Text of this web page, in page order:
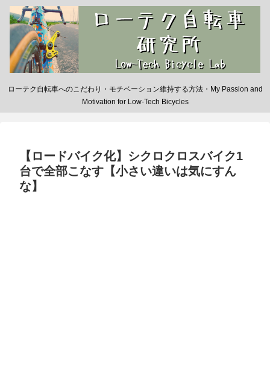
ローテク自転車へのこだわり・モチベーション維持する方法・My Passion and
Motivation for Low-Tech Bicycles
【ロードバイク化】シクロクロスバイク1
台で全部こなす【小さい違いは気にすん
な】